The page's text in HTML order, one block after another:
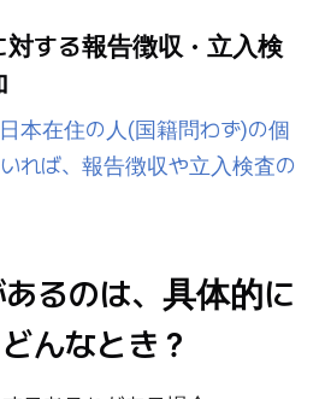
対する報告徴収・立入検
本在住の人(国籍問わず)の個
れば、報告徴収や立入検査の
るのは、具体的に
んなとき？